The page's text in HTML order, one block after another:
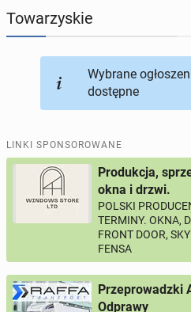
KUPIĘ & SPRZEDAM
Towarzyskie
Wybrane
dostępne
LINKI SPONSOROWANE
Produkcja,
okna i drzwi.
POLSKI
TERMINY. OKNA,
FRONT DOOR,
FENSA
Przeprowadzki
Odprawy